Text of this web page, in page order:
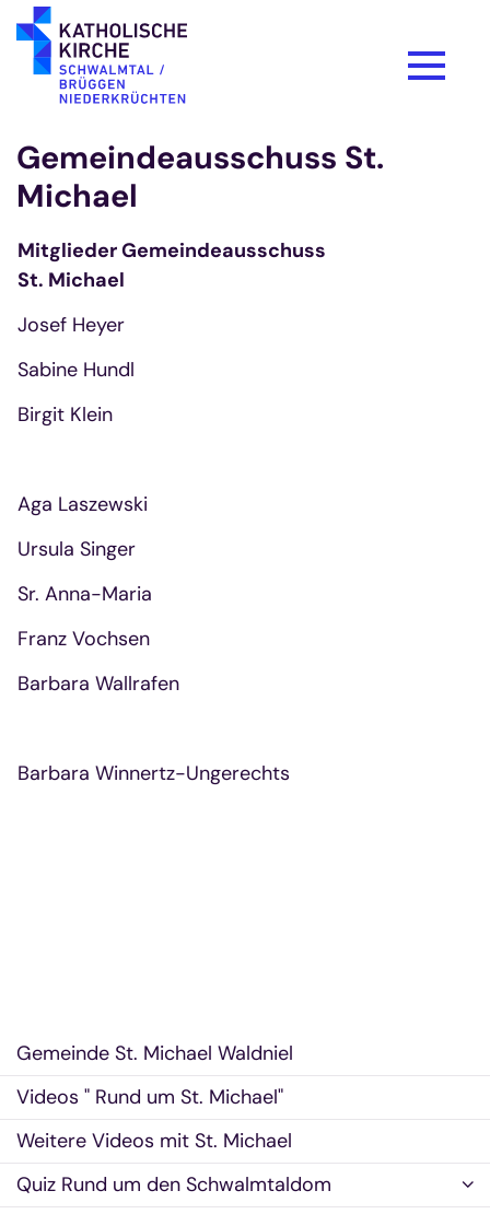
Zum Inhalt springen
Gemeindeausschuss St.
Michael
Mitglieder Gemeindeausschuss
St. Michael
Josef Heyer
Sabine Hundl
Birgit Klein
Aga Laszewski
Ursula Singer
Sr. Anna-Maria
Franz Vochsen
Barbara Wallrafen
Barbara Winnertz-Ungerechts
Gemeinde St. Michael Waldniel
Videos " Rund um St. Michael"
Weitere Videos mit St. Michael
Quiz Rund um den Schwalmtaldom